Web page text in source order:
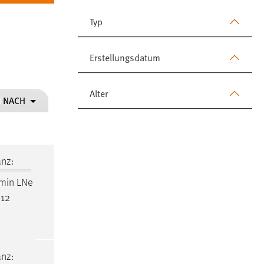
Typ
Erstellungsdatum
Alter
NACH
LNe